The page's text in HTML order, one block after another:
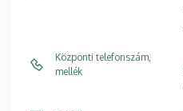
Központi telefonszám,
mellék